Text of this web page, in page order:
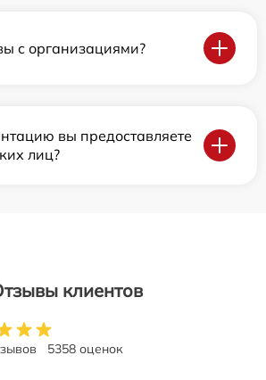
с организациями?
вы предоставляете
лиц?
клиентов
5358 оценок